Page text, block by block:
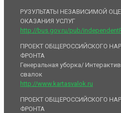
РУЗУЛЬТАТЫ НЕЗАВИСИМОЙ
ОКАЗАНИЯ УСЛУГ
http://bus.gov.ru/pub/
ПРОЕКТ ОБЩЕРОССИЙСКОГО
ФРОНТА
Генеральная уборка/
свалок
http://www.kartasvalok.ru
ПРОЕКТ ОБЩЕРОССИЙСКОГО
ФРОНТА